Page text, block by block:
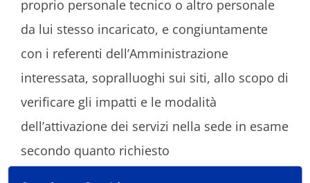
proprio personale tecnico o altro personale
da lui stesso incaricato, e congiuntamente
con i referenti dell’Amministrazione
interessata, sopralluoghi sui siti, allo scopo di
verificare gli impatti e le modalità
dell’attivazione dei servizi nella sede in esame
secondo quanto richiesto